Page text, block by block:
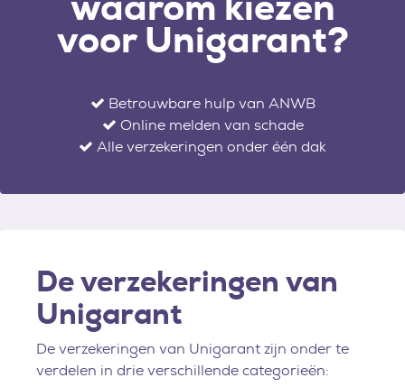
voorUnigarant?
Betrouwbare hulp van ANWB
Online melden van schade
Alle verzekeringen onder één dak
De verzekeringen van
Unigarant
De verzekeringen van Unigarant zijn onder te
verdelen in drie verschillende categorieën: